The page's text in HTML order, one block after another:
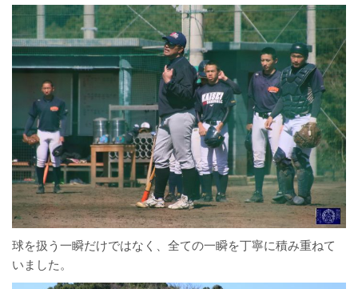
球を扱う一瞬だけではなく、全ての一瞬を丁寧に積み重ねて
いました。